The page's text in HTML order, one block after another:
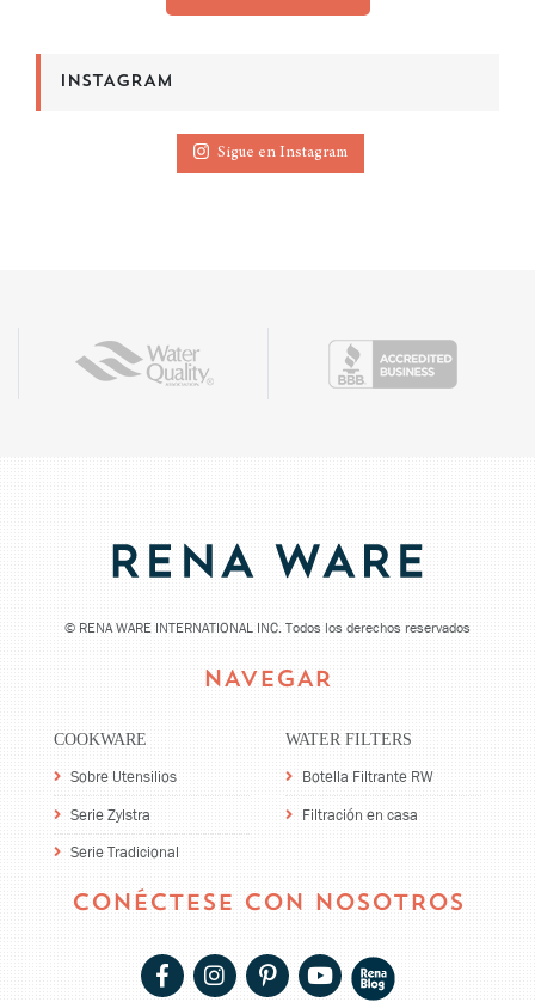
INSTAGRAM
Sigue en Instagram
© RENA WARE INTERNATIONAL INC. Todos los derechos reservados
NAVEGAR
COOKWARE
Sobre Utensilios
Serie Zylstra
Serie Tradicional
WATER FILTERS
Botella Filtrante RW
Filtración en casa
CONÉCTESE CON NOSOTROS